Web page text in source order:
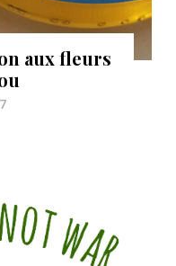
aux fleurs